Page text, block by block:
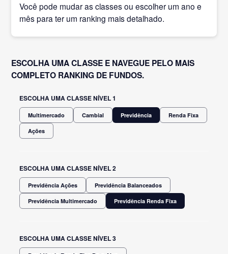
Você pode mudar as classes ou escolher um ano e
mês para ter um ranking mais detalhado.
ESCOLHA UMA CLASSE E NAVEGUE PELO MAIS
COMPLETO RANKING DE FUNDOS.
ESCOLHA UMA CLASSE NÍVEL 1
Multimercado Cambial Previdência Renda Fixa
Ações
ESCOLHA UMA CLASSE NÍVEL 2
Previdência Ações Previdência Balanceados
Previdência Multimercado Previdência Renda Fixa
ESCOLHA UMA CLASSE NÍVEL 3